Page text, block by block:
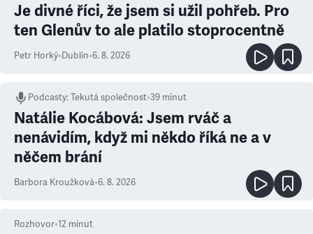
Je divné říci, že jsem si užil pohřeb. Pro
ten Glenův to ale platilo stoprocentně
Petr Horký•Dublin•6. 8. 2026
Podcasty:Tekutá společnost•39 minut
Natálie Kocábová: Jsem rváč a
nenávidím, když mi někdo říká ne a v
něčem brání
Barbora Kroužková•6. 8. 2026
Rozhovor•12 minut